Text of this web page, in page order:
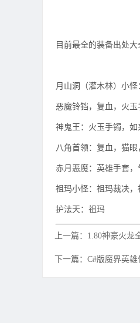
目前最全的装备出处
月山洞（灌木林）小
恶魔铃铛，复血，火
神鬼王：火玉手镯，
八角首领：复血，猫
赤月恶魔：英雄手套，
祖玛小怪：祖玛裁决
护法天：祖玛
上一篇：1.80神豪火
下一篇：C#版魔界英